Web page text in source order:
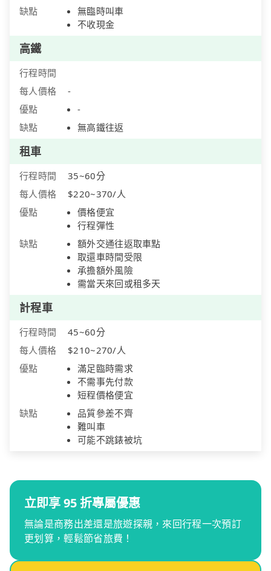
缺點
無臨時叫車
不收現金
高鐵
行程時間
每人價格
-
優點
-
缺點
無高鐵往返
租車
行程時間
35~60分
每人價格
$220~370/人
優點
價格便宜
行程彈性
缺點
額外交通往返取車點
取還車時間受限
承擔額外風險
需當天來回或租多天
計程車
行程時間
45~60分
每人價格
$210~270/人
優點
滿足臨時需求
不需事先付款
短程價格便宜
缺點
品質參差不齊
難叫車
可能不跳錶被坑
立即享 95 折專屬優惠
無論是商務出差還是旅遊探親，來回行程一次預訂
更划算，輕鬆節省旅費！